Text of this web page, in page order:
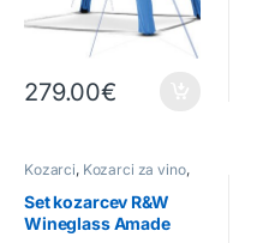
279.00€
Kozarci, Kozarci za vino,
Kuhinjska oprema
Set kozarcev R&W
Wineglass Amade